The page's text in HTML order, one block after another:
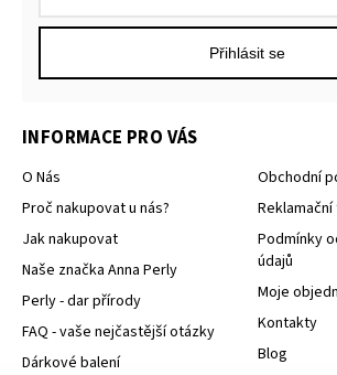
INFORMACE PRO VÁS
O Nás
Proč nakupovat u nás?
Jak nakupovat
Naše značka Anna Perly
Perly - dar přírody
FAQ - vaše nejčastější otázky
Dárkové balení
Obchodní
Podmínky
údajů
Moje
Kontakty
Blog
Přihlásit se